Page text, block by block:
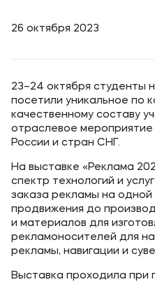
26 октября 2023
23–24 октября студенты
посетили уникальное по
качественному составу
отраслевое
России и стран СНГ.
На выставке «Реклама
спектр технологий и
заказа рекламы на
продвижения до
и материалов для
рекламоносителей для
рекламы, навигации и
Выставка проходила